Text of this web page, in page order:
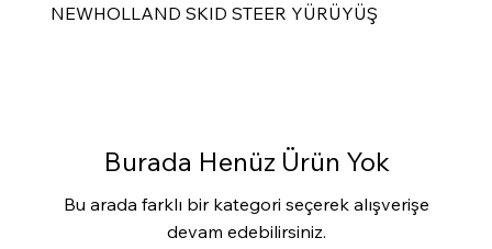
NEWHOLLAND SKID STEER YÜRÜYÜŞ
Burada Henüz Ürün Yok
Bu arada farklı bir kategori seçerek alışverişe
devam edebilirsiniz.